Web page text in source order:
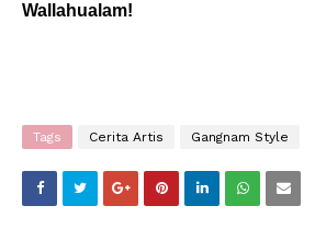
Wallahualam!
Tags Cerita Artis Gangnam Style